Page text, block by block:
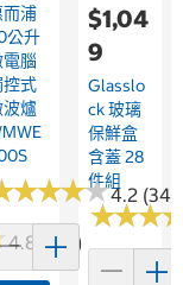
4.8 (128)
而浦
公升
腦
式
爐
★★★★
★★★★4.2
$1,04
9
Glasslo
Ck 玻璃
保鮮盒
含蓋 28
件組
★★★
★★★